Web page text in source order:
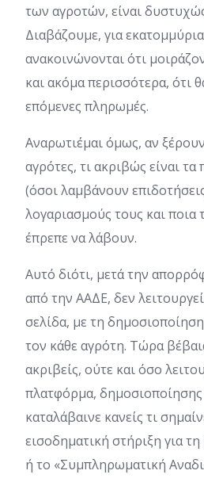
των αγροτών, είναι
Διαβάζουμε, για
ανακοινώνονται ότι
και ακόμα περισσότερα, ότι
επόμενες πληρωμές.
Αναρωτιέμαι όμως, αν
αγρότες, τι ακριβώς είναι
(όσοι λαμβάνουν
λογαριασμούς τους και ποια
έπρεπε να λάβουν.
Αυτό διότι, μετά την
από την ΑΑΔΕ, δεν
σελίδα, με τη
τον κάθε αγρότη. Τώρα
ακριβείς, ούτε και όσο
πλατφόρμα,
καταλάβαινε κανείς τι
εισοδηματική στήριξη για
ή το «Συμπληρωματική